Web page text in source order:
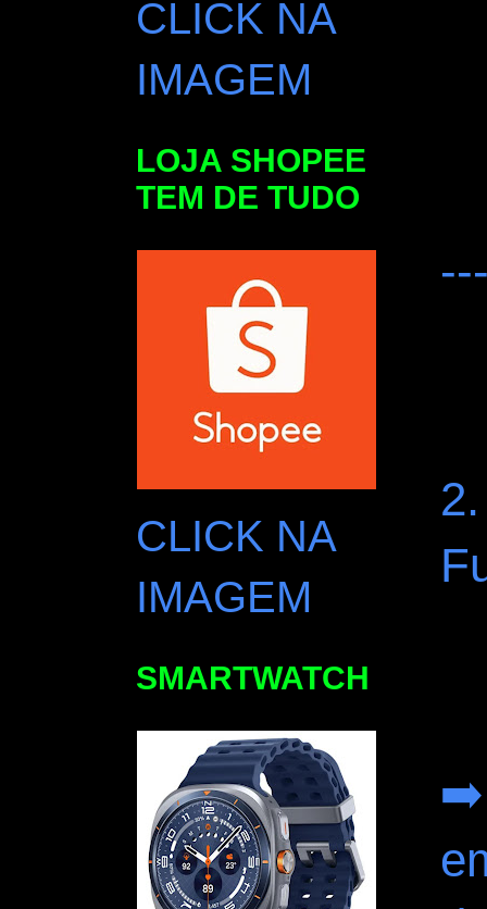
➡️
CLICK NA
IMAGEM
LOJA SHOPEE
TEM DE TUDO
CLICK NA
IMAGEM
SMARTWATCH